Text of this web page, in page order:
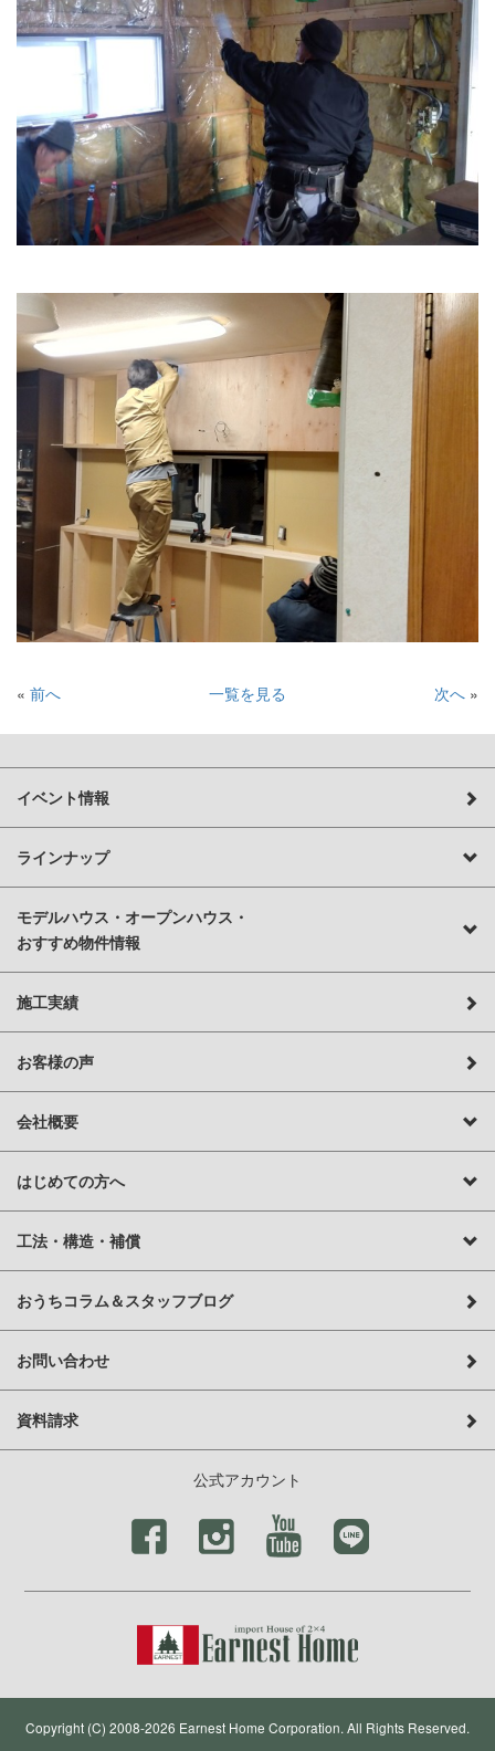
« 前へ 一覧を見る 次へ »
イベント情報
ラインナップ
モデルハウス・オープンハウス・
おすすめ物件情報
施工実績
お客様の声
会社概要
はじめての方へ
工法・構造・補償
おうちコラム＆スタッフブログ
お問い合わせ
資料請求
公式アカウント
Copyright (C) 2008-2026 Earnest Home Corporation. All Rights Reserved.